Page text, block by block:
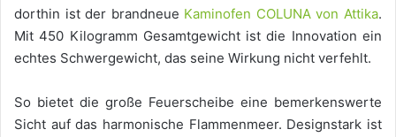
dorthin ist der brandneue Kaminofen COLUNA von Attika.
Mit 450 Kilogramm Gesamtgewicht ist die Innovation ein
echtes Schwergewicht, das seine Wirkung nicht verfehlt.
So bietet die große Feuerscheibe eine bemerkenswerte
Sicht auf das harmonische Flammenmeer. Designstark ist